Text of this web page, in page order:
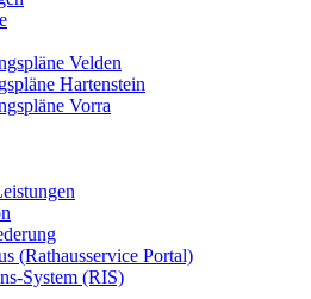
Velden
Hartenstein
Vorra
(Rathausservice Portal)
System (RIS)